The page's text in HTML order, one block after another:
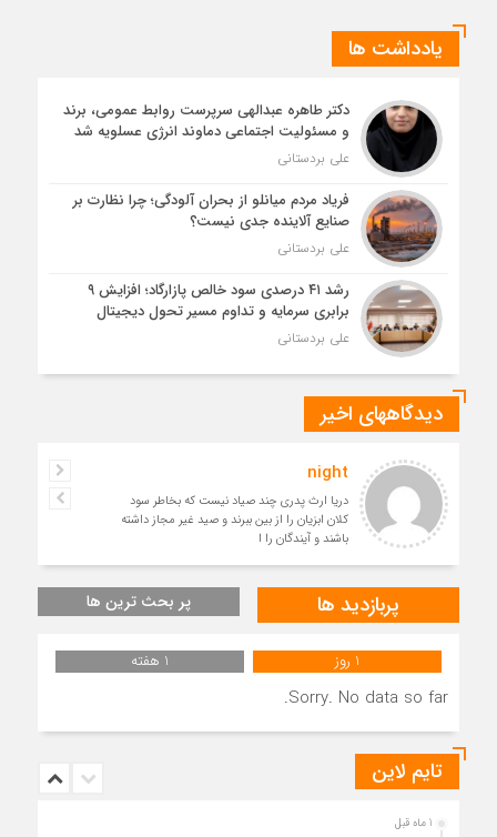
یادداشت ها
دکتر طاهره عبدالهی سرپرست روابط عمومی، برند
و مسئولیت اجتماعی دماوند انرژی عسلویه شد
علی بردستانی
فریاد مردم میانلو از بحران آلودگی؛ چرا نظارت بر
صنایع آلاینده جدی نیست؟
علی بردستانی
رشد ۴۱ درصدی سود خالص پازارگاد؛ افزایش ۹
برابری سرمایه و تداوم مسیر تحول دیجیتال
علی بردستانی
دیدگاههای اخیر
night
دریا ارث پدری چند صیاد نیست که بخاطر سود
کلان ابزیان را از بین ببرند و صید غیر مجاز داشته
باشند و آیندگان را ا
پربازدید ها پر بحث ترین ها
1 روز 1 هفته
Sorry. No data so far.
تایم لاین
1 ماه قبل